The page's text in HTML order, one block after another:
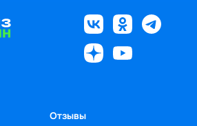
Отзывы